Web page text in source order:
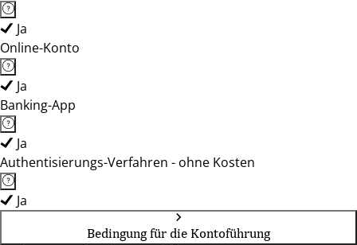
Ja
Online-Konto
Ja
Banking-App
Ja
Authentisierungs-Verfahren - ohne Kosten
Ja
Bedingung für die Kontoführung